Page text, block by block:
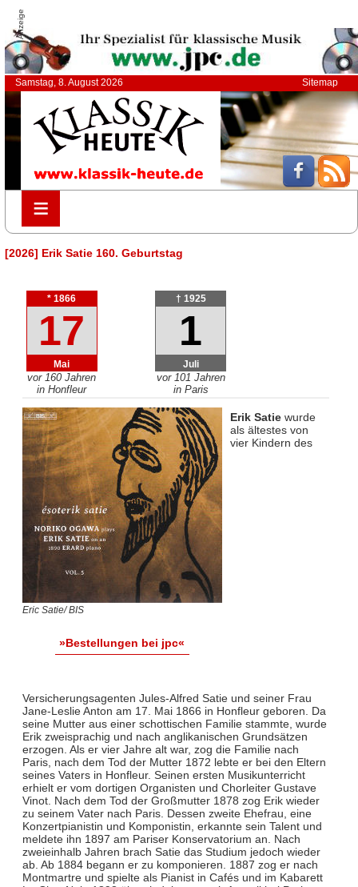
Anzeige
Samstag, 8. August 2026 Sitemap
≡
≡
[2026] Erik Satie 160. Geburtstag
* 1866
17
Mai
vor 160 Jahren
in Honfleur
† 1925
1
Juli
vor 101 Jahren
in Paris
Eric Satie/ BIS
»Bestellungen bei jpc«
Erik Satiewurde
als ältestes von
vier Kindern des
Versicherungsagenten Jules-Alfred Satie und seiner Frau
Jane-Leslie Anton am 17. Mai 1866 in Honfleur geboren. Da
seine Mutter aus einer schottischen Familie stammte, wurde
Erik zweisprachig und nach anglikanischen Grundsätzen
erzogen. Als er vier Jahre alt war, zog die Familie nach
Paris, nach dem Tod der Mutter 1872 lebte er bei den Eltern
seines Vaters in Honfleur. Seinen ersten Musikunterricht
erhielt er vom dortigen Organisten und Chorleiter Gustave
Vinot. Nach dem Tod der Großmutter 1878 zog Erik wieder
zu seinem Vater nach Paris. Dessen zweite Ehefrau, eine
Konzertpianistin und Komponistin, erkannte sein Talent und
meldete ihn 1897 am Pariser Konservatorium an. Nach
zweieinhalb Jahren brach Satie das Studium jedoch wieder
ab. Ab 1884 begann er zu komponieren. 1887 zog er nach
Montmartre und spielte als Pianist in Cafés und im Kabarett